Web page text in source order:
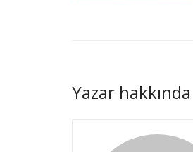
Yazar hakkında